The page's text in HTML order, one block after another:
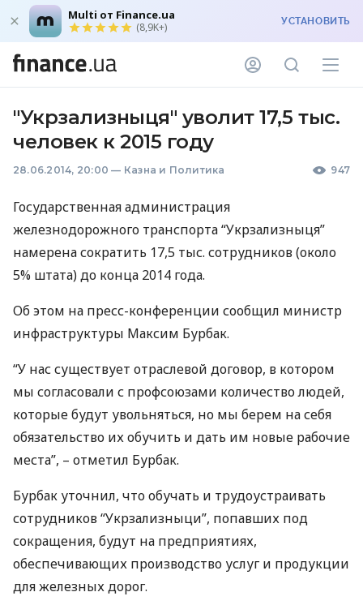
Multi от Finance.ua
(8,9K+) УСТАНОВИТЬ
"Укрзализныця" уволит 17,5 тыс.
человек к 2015 году
28.06.2014, 20:00 — Казна и Политика 947
Государственная администрация
железнодорожного транспорта “Укрзализныця”
намерена сократить 17,5 тыс. сотрудников (около
5% штата) до конца 2014 года.
Об этом на пресс-конференции сообщил министр
инфраструктуры Максим Бурбак.
“У нас существует отраслевой договор, в котором
мы согласовали с профсоюзами количество людей,
которые будут увольняться, но мы берем на себя
обязательство их обучить и дать им новые рабочие
места”, – отметил Бурбак.
Бурбак уточнил, что обучать и трудоустраивать
сотрудников “Укрзализныци”, попавших под
сокращения, будут на предприятиях,
обеспечивающих производство услуг и продукции
для железных дорог.